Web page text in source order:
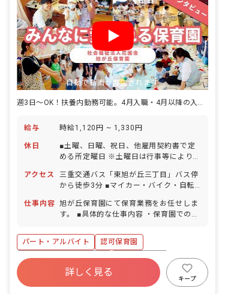
自動で動画が再生されます
給与 時給1,120円 ~ 1,330円
休日
■土曜、日曜、祝日、他雇用契約書で定
める所定曜日 ※土曜日は行事等により年
（12/29～1/3） ■有給休暇（法定通り
／取得率84％／5日以上の連休応相談）
■産前産後・育児休暇（取得率100％・
復帰率100％） ■介護・看護休暇 ■特別
による遅刻・早退・欠勤の相談も可
アクセス
三重交通バス「東旭が丘三丁目」バス停
から徒歩3分 ■マイカー・バイク・自転
仕事内容 旭が丘保育園にて保育業務をお任せしま
す。 ■具体的な仕事内容 ・保育園での保
び ・給食、お昼寝、トイレのサポート
・保護者との連携（アプリ含む） ・連絡
帳記入、他
パート・アルバイト
認可保育園
寮・住宅・家賃補助あり
社会保険完備
福利厚生充実
退職金制度
詳しく見る
キープ